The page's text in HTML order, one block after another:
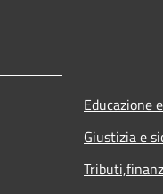
Educazione
Giustizia e